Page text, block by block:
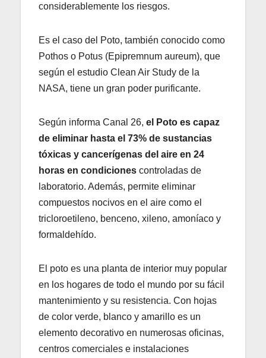
considerablemente los riesgos.
Es el caso del Poto, también conocido como
Pothos o Potus (Epipremnum aureum), que
según el estudio Clean Air Study de la
NASA, tiene un gran poder purificante.
Según informa Canal 26, el Poto es capaz
de eliminar hasta el 73% de sustancias
tóxicas y cancerígenas del aire en 24
horas en condiciones controladas de
laboratorio. Además, permite eliminar
compuestos nocivos en el aire como el
tricloroetileno, benceno, xileno, amoníaco y
formaldehído.
El poto es una planta de interior muy popular
en los hogares de todo el mundo por su fácil
mantenimiento y su resistencia. Con hojas
de color verde, blanco y amarillo es un
elemento decorativo en numerosas oficinas,
centros comerciales e instalaciones